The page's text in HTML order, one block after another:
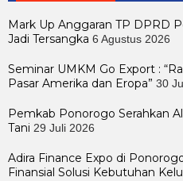
Mark Up Anggaran TP DPRD
Jadi Tersangka 6 Agustus 2026
Seminar UMKM Go Export :
Pasar Amerika dan Eropa” 30
Pemkab Ponorogo Serahkan
Tani 29 Juli 2026
Adira Finance Expo di
Finansial Solusi Kebutuhan